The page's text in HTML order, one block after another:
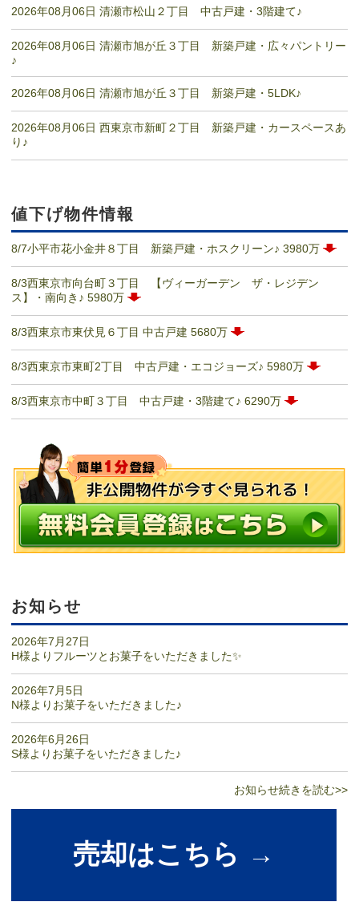
2026年08月06日 清瀬市松山２丁目 中古戸建・3階建て♪
2026年08月06日 清瀬市旭が丘３丁目 新築戸建・広々パントリー
♪
2026年08月06日 清瀬市旭が丘３丁目 新築戸建・5LDK♪
2026年08月06日 西東京市新町２丁目 新築戸建・カースペースあ
り♪
値下げ物件情報
8/7小平市花小金井８丁目 新築戸建・ホスクリーン♪ 3980万
8/3西東京市向台町３丁目 【ヴィーガーデン ザ・レジデン
ス】・南向き♪ 5980万
8/3西東京市東伏見６丁目 中古戸建 5680万
8/3西東京市東町2丁目 中古戸建・エコジョーズ♪ 5980万
8/3西東京市中町３丁目 中古戸建・3階建て♪ 6290万
お知らせ
2026年7月27日
H様よりフルーツとお菓子をいただきました✨
2026年7月5日
N様よりお菓子をいただきました♪
2026年6月26日
S様よりお菓子をいただきました♪
お知らせ続きを読む>>
売却はこちら